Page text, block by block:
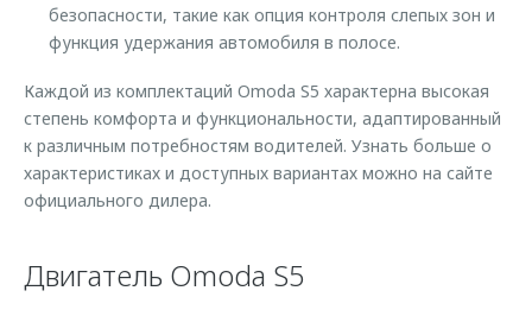
безопасности, такие как опция контроля слепых зон и
функция удержания автомобиля в полосе.
Каждой из комплектаций Omoda S5 характерна высокая
степень комфорта и функциональности, адаптированный
к различным потребностям водителей. Узнать больше о
характеристиках и доступных вариантах можно на сайте
официального дилера.
Двигатель Omoda S5